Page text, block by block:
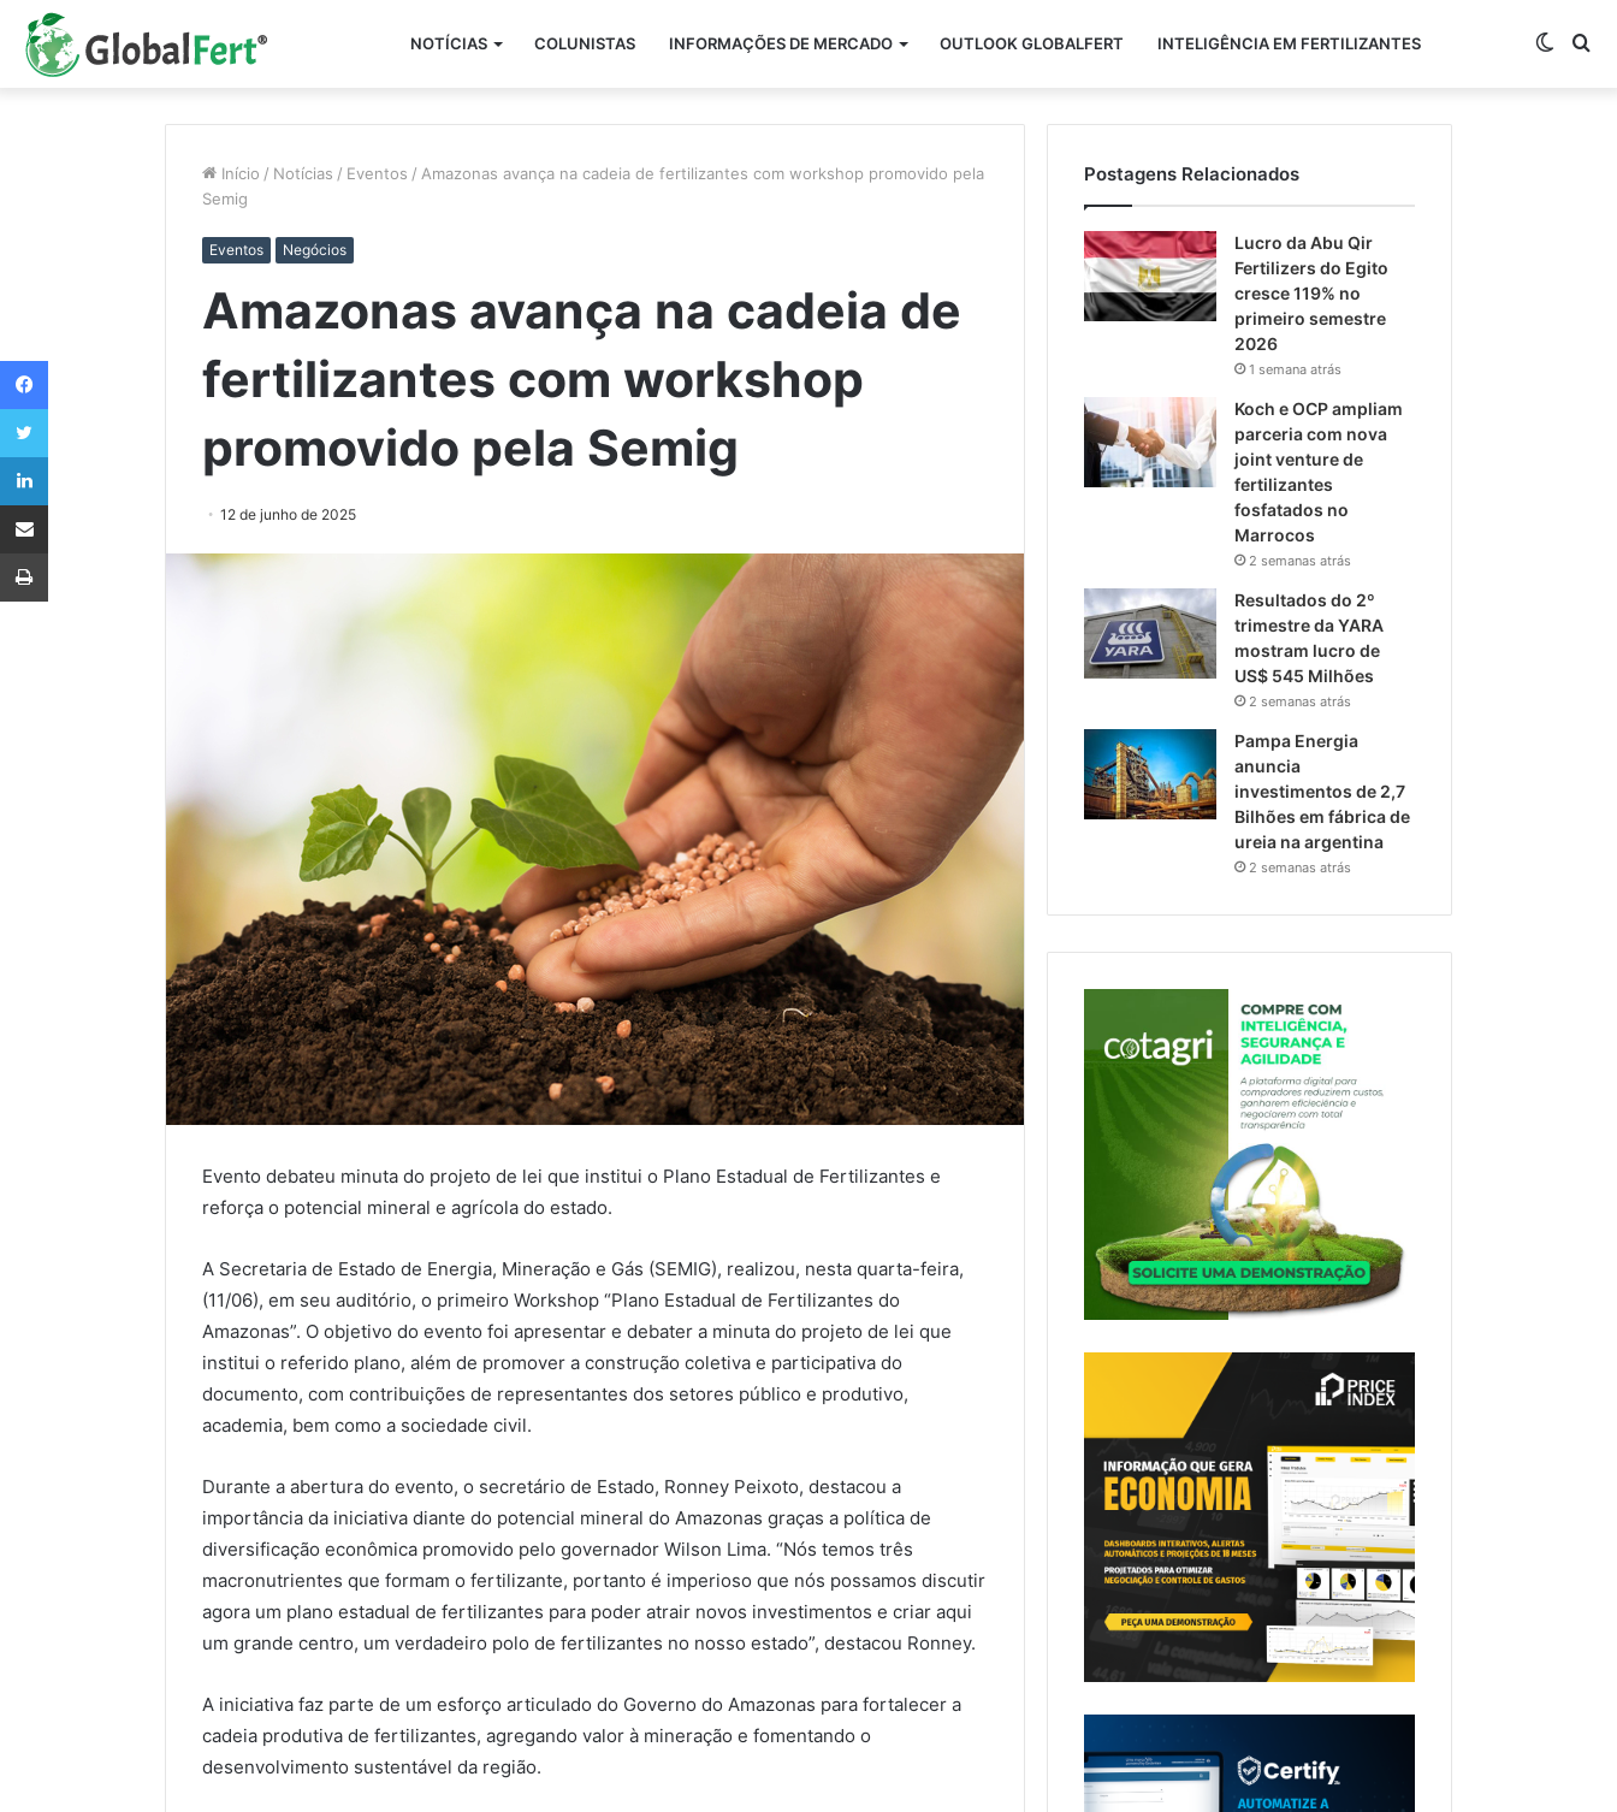
NOTÍCIAS COLUNISTAS INFORMAÇÕES DE MERCADO OUTLOOK GLOBALFERT INTELIGÊNCIA EM FERTILIZANTES Switch
Início / Notícias / Eventos / Amazonas avança na cadeia de fertilizantes com workshop promovido pela
Semig
Eventos Negócios
Amazonas avança na cadeia de
fertilizantes com workshop
promovido pela Semig
12 de junho de 2025
Evento debateu minuta do projeto de lei que institui o Plano Estadual de Fertilizantes e
reforça o potencial mineral e agrícola do estado.
A Secretaria de Estado de Energia, Mineração e Gás (SEMIG), realizou, nesta quarta-feira,
(11/06), em seu auditório, o primeiro Workshop “Plano Estadual de Fertilizantes do
Amazonas”. O objetivo do evento foi apresentar e debater a minuta do projeto de lei que
institui o referido plano, além de promover a construção coletiva e participativa do
documento, com contribuições de representantes dos setores público e produtivo,
academia, bem como a sociedade civil.
Durante a abertura do evento, o secretário de Estado, Ronney Peixoto, destacou a
importância da iniciativa diante do potencial mineral do Amazonas graças a política de
diversificação econômica promovido pelo governador Wilson Lima. “Nós temos três
macronutrientes que formam o fertilizante, portanto é imperioso que nós possamos discutir
agora um plano estadual de fertilizantes para poder atrair novos investimentos e criar aqui
um grande centro, um verdadeiro polo de fertilizantes no nosso estado”, destacou Ronney.
A iniciativa faz parte de um esforço articulado do Governo do Amazonas para fortalecer a
cadeia produtiva de fertilizantes, agregando valor à mineração e fomentando o
desenvolvimento sustentável da região.
Postagens Relacionados
Lucro da Abu Qir
Fertilizers do Egito
cresce 119% no
primeiro semestre
2026
1 semana atrás
Koch e OCP ampliam
parceria com nova
joint venture de
fertilizantes
fosfatados no
Marrocos
2 semanas atrás
Resultados do 2º
trimestre da YARA
mostram lucro de
US$ 545 Milhões
2 semanas atrás
Pampa Energia
anuncia
investimentos de 2,7
Bilhões em fábrica de
ureia na argentina
2 semanas atrás
Facebook
Twitter
Linkedin
Compartilhar via e-mail